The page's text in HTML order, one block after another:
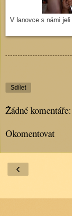
V lanovce s námi
Sdílet
Žádné komentáře:
Okomentovat
‹